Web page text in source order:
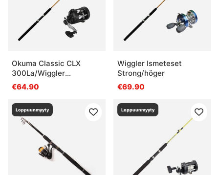
Okuma Classic CLX
300La/Wiggler
ismetespö Strong 118,5
cm (rött) Combo
€64.90
Wiggler Ismeteset
Strong/höger
€69.90
Loppuunmyyty Loppuunmyyty